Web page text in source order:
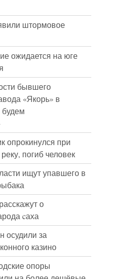
штормовое
ожидается на юге
бывшего
«Якорь» в
опрокинулся при
погиб человек
ищут упавшего в
о
cаха
осудили за
казино
опоры